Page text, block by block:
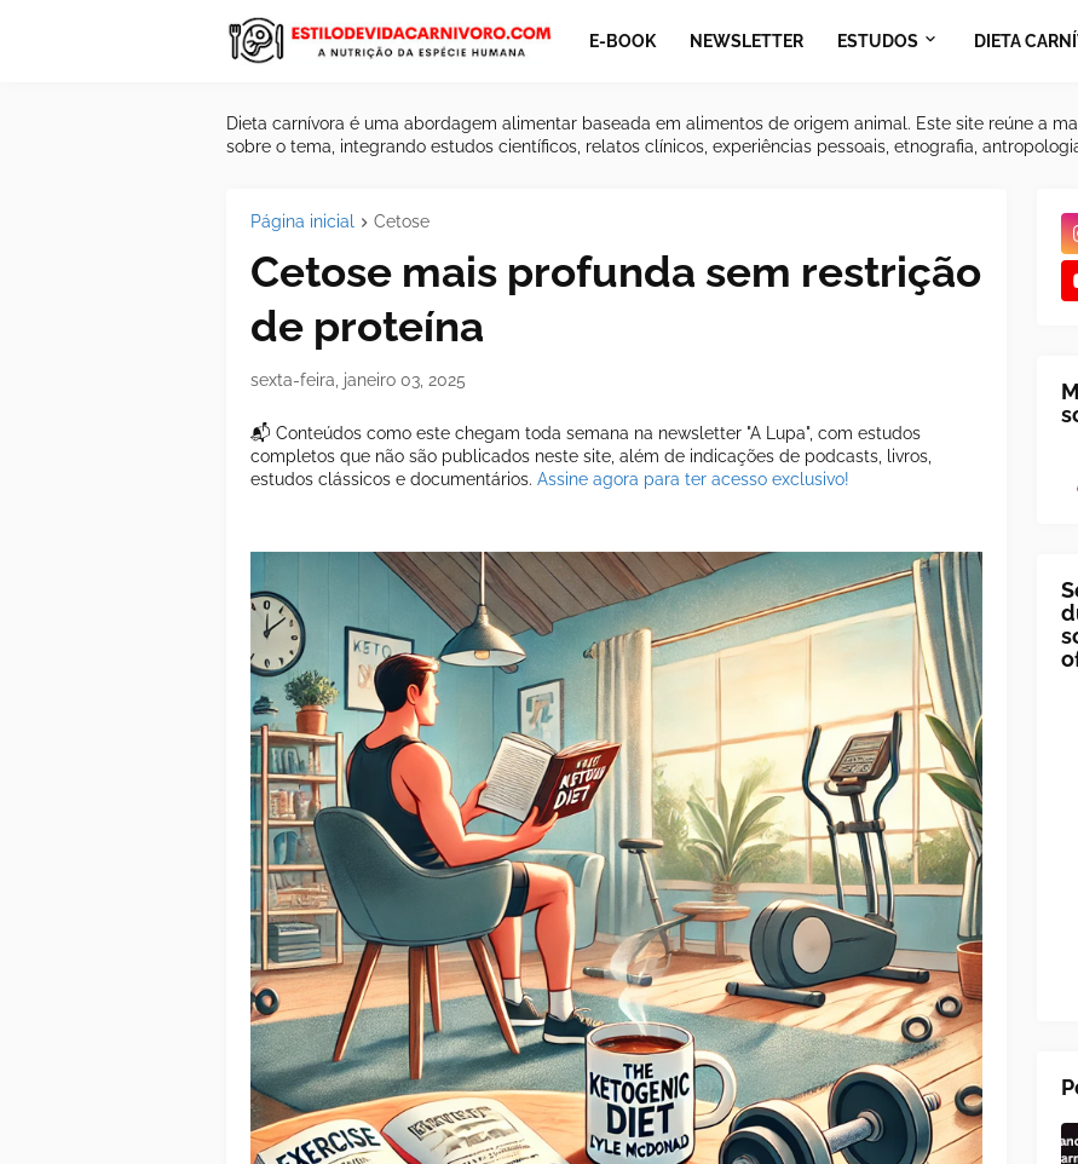
E-BOOK NEWSLETTER ESTUDOS DIETA
Dieta carnívora é uma abordagem alimentar baseada em alimentos de origem animal. Este site reúne a
sobre o tema, integrando estudos científicos, relatos clínicos, experiências pessoais, etnografia,
Página inicial Cetose
Cetose mais profunda sem restrição
de proteína
sexta-feira, janeiro 03, 2025
📬 Conteúdos como este chegam toda semana na newsletter "A Lupa", com estudos
completos que não são publicados neste site, além de indicações de podcasts, livros,
estudos clássicos e documentários. Assine agora para ter acesso exclusivo!